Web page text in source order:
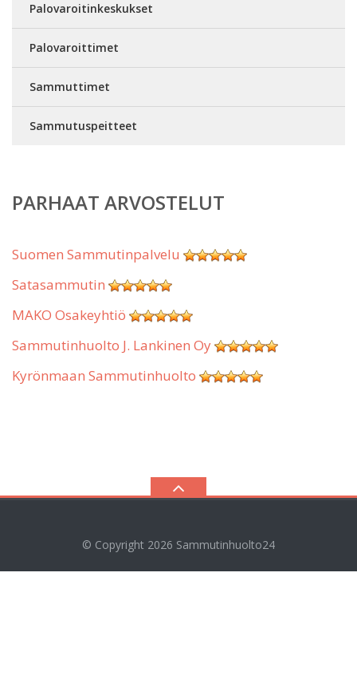
Palovaroitinkeskukset
Palovaroittimet
Sammuttimet
Sammutuspeitteet
PARHAAT ARVOSTELUT
Suomen Sammutinpalvelu
Satasammutin
MAKO Osakeyhtiö
Sammutinhuolto J. Lankinen Oy
Kyrönmaan Sammutinhuolto
© Copyright 2026 Sammutinhuolto24